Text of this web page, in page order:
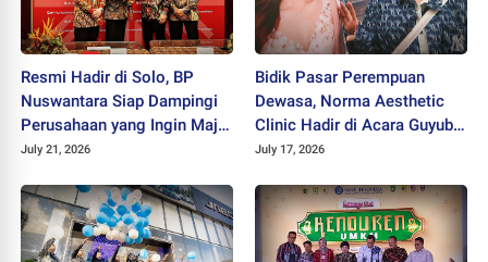
Resmi Hadir di Solo, BP
Nuswantara Siap Dampingi
Perusahaan yang Ingin Maju
dan Berkembang
July 21, 2026
Bidik Pasar Perempuan
Dewasa, Norma Aesthetic
Clinic Hadir di Acara Guyub
Rukun Ladies
July 17, 2026